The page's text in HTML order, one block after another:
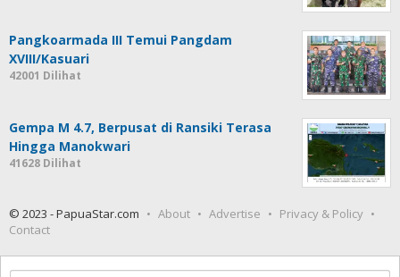
Pangkoarmada III Temui Pangdam
XVIII/Kasuari
42001 Dilihat
Gempa M 4.7, Berpusat di Ransiki Terasa
Hingga Manokwari
41628 Dilihat
© 2023 - PapuaStar.com About Advertise
Privacy & Policy
Contact